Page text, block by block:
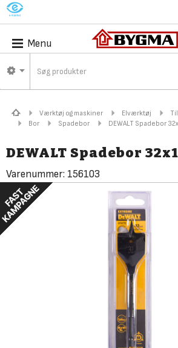
M
Menu
Værktøj og maskiner Elværktøj
Bor
Spadebor DEWALT Spadebor
DEWALT Spadebor
Varenummer: 156103